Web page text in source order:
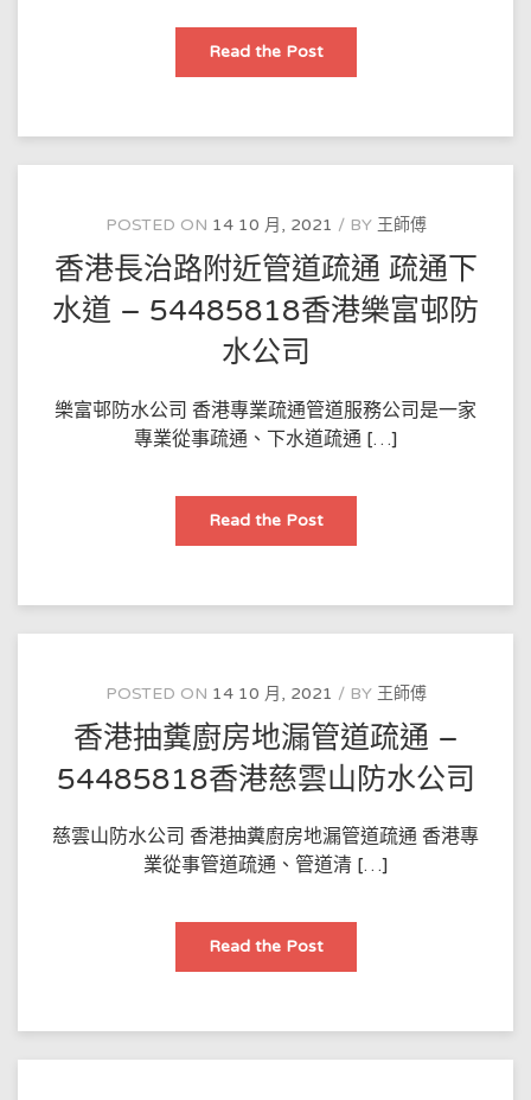
Read the Post全
管
通
接
疏
通
務
–
54485818
香
防
水
公
司
POSTED ON 14 10 月, 2021 BY 王師傅
香港長治路附近管道疏通 疏通下
水道 – 54485818香港樂富邨防
水公司
樂富邨防水公司 香港專業疏通管道服務公司是一家
專業從事疏通、下水道疏通 […]
Read the Post香
長
附
管
通
疏
通
下
水
道
–
港
樂
富
水
司
POSTED ON 14 10 月, 2021 BY 王師傅
香港抽糞廚房地漏管道疏通 –
54485818香港慈雲山防水公司
慈雲山防水公司 香港抽糞廚房地漏管道疏通 香港專
業從事管道疏通、管道清 […]
Read the Post香
抽
房
漏